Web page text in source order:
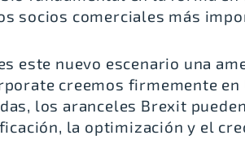
socios comerciales más
este nuevo escenario una
creemos firmemente
los aranceles Brexit
la optimización y el